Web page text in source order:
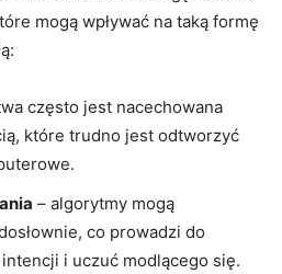
mogą wpływać na taką formę
często jest nacechowana
które trudno jest odtworzyć
– algorytmy mogą
co prowadzi do
i uczuć modlącego się.